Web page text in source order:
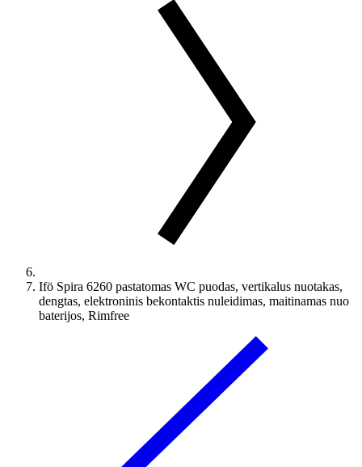
Ifö Spira 6260 pastatomas WC puodas, vertikalus nuotakas,
dengtas, elektroninis bekontaktis nuleidimas, maitinamas nuo
baterijos, Rimfree